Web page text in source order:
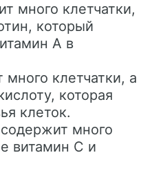
много клетчатки,
который
А в
клетчатки, а
которая
клеток.
много
витамин С и